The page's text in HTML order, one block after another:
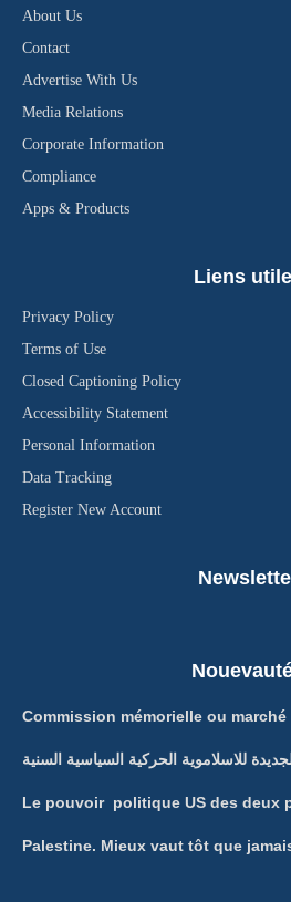
About Us
Contact
Advertise With Us
Media Relations
Corporate Information
Compliance
Apps & Products
Liens
Privacy Policy
Terms of Use
Closed Captioning Policy
Accessibility Statement
Personal Information
Data Tracking
Register New Account
Commission mémorielle ou
للاسلاموية الحركية السياسية السنية
Le pouvoir politique US des deux
Palestine. Mieux vaut tôt que